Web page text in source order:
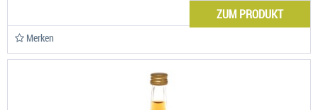
ZUM PRODUKT
Merken